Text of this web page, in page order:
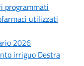
programmati
utilizzati
2026
irriguo Destra